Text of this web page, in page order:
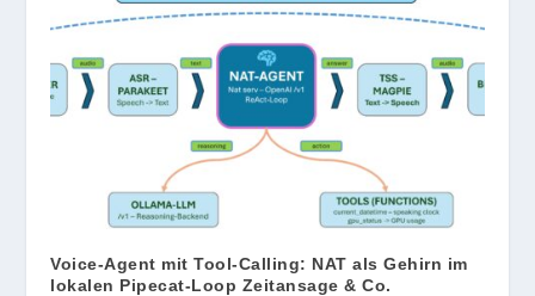
Voice-Agent mit Tool-Calling: NAT als Gehirn im
lokalen Pipecat-Loop Zeitansage & Co.